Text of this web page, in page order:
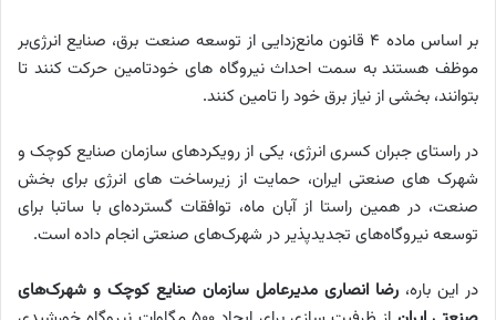
بر اساس ماده ۴ قانون مانع‌زدایی از توسعه صنعت برق، صنایع انرژی‌بر
موظف هستند به سمت احداث نیروگاه های خودتامین حرکت کنند تا
بتوانند، بخشی از نیاز برق خود را تامین کنند.
در راستای جبران کسری انرژی، یکی از رویکردهای سازمان صنایع کوچک و
شهرک های صنعتی ایران، حمایت از زیرساخت های انرژی برای بخش
صنعت، در همین راستا از آبان ماه، توافقات گسترده‌ای با ساتبا برای
توسعه نیروگاه‌های تجدیدپذیر در شهرک‌های صنعتی انجام داده است.
در این باره، رضا انصاری مدیرعامل سازمان صنایع کوچک و شهرک‌های